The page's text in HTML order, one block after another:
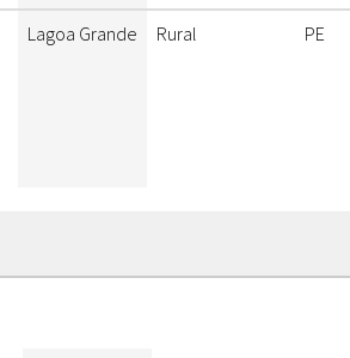
Lagoa Grande Rural PE